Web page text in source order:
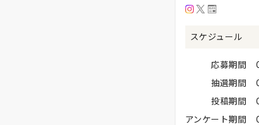
スケジュール
応募期間
抽選期間
投稿期間
アンケート期間